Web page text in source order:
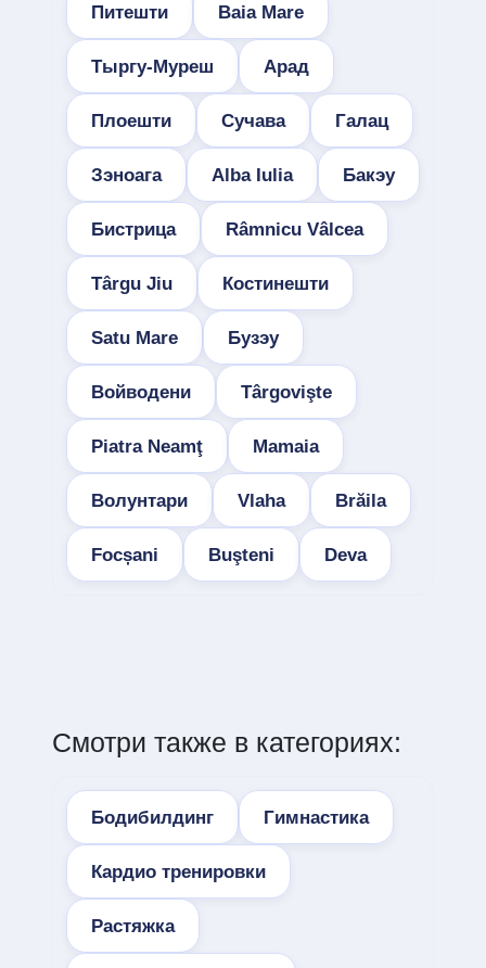
Питешти Baia Mare
Тыргу-Муреш Арад
Плоешти Сучава Галац
Зэноага Alba Iulia Бакэу
Бистрица Râmnicu Vâlcea
Târgu Jiu Костинешти
Satu Mare Бузэу
Войводени Târgovişte
Piatra Neamţ Mamaia
Волунтари Vlaha Brăila
Focșani Buşteni Deva
Смотри также в категориях:
Бодибилдинг Гимнастика
Кардио тренировки
Растяжка